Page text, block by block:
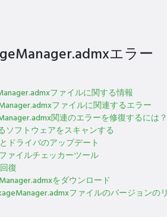
エラー
ファイルに関する情報
ファイルに関連するエラー
関連のエラーを修復するには？
ソフトウェアをスキャンする
ドライバのアップデート
ァイルチェッカーツール
復
をダウンロード
ファイルのバージョンの